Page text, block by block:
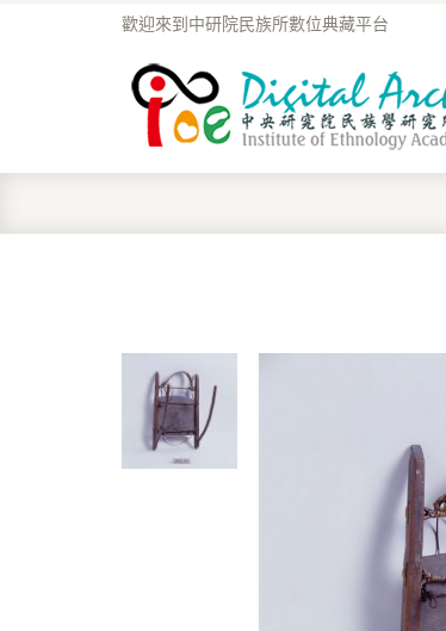
歡迎來到中研院民族所數位典藏平台